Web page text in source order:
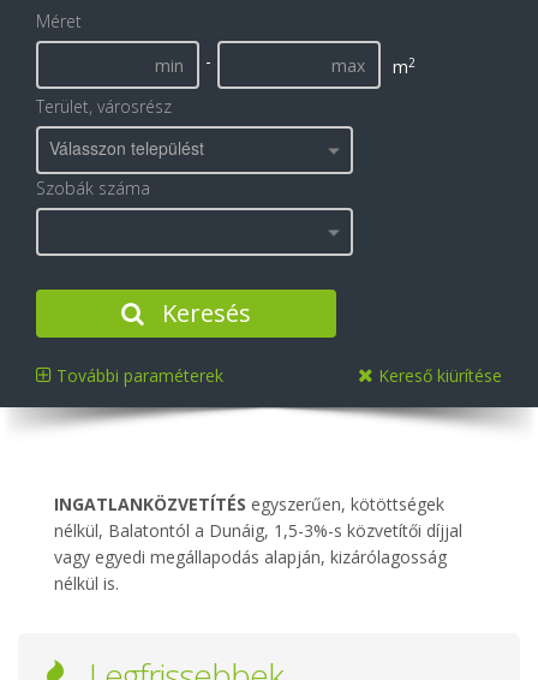
Méret
-
m2
Terület, városrész
Válasszon települést
Szobák száma
Keresés
További paraméterek Kereső kiürítése
INGATLANKÖZVETÍTÉS egyszerűen, kötöttségek
nélkül, Balatontól a Dunáig, 1,5-3%-s közvetítői díjjal
vagy egyedi megállapodás alapján, kizárólagosság
nélkül is.